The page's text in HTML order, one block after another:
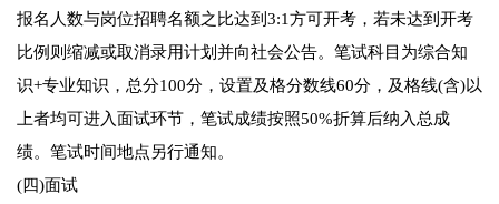
报名人数与岗位招聘名额之比达到3:1方可开考，若未达到开考
比例则缩减或取消录用计划并向社会公告。笔试科目为综合知
识+专业知识，总分100分，设置及格分数线60分，及格线(含)以
上者均可进入面试环节，笔试成绩按照50%折算后纳入总成
绩。笔试时间地点另行通知。
(四)面试